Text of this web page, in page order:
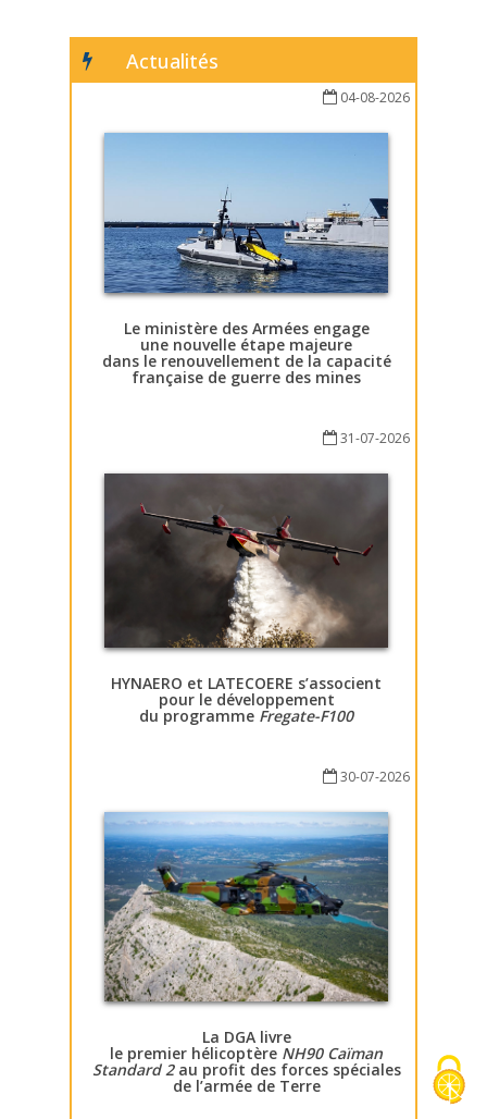
Actualités
04-08-2026
Le ministère des Armées engage
une nouvelle étape majeure
dans le renouvellement de la capacité
française de guerre des mines
31-07-2026
HYNAERO et LATECOERE s’associent
pour le développement
du programme Fregate-F100
30-07-2026
La DGA livre
le premier hélicoptère NH90 Caïman
Standard 2au profit des forces spéciales
de l’armée de Terre